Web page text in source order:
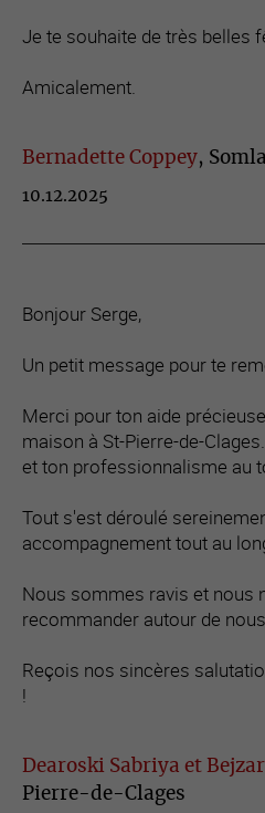
Je te souhaite de très belles
Amicalement.
Bernadette Coppey,
10.12.2025
Bonjour Serge,
Un petit message pour te
Merci pour ton aide
maison à St-Pierre-de-
et ton professionnalisme au
Tout s'est déroulé
accompagnement tout au
Nous sommes ravis et nous
recommander autour de
Reçois nos sincères
!
Dearoski Sabriya et
Pierre-de-Clages